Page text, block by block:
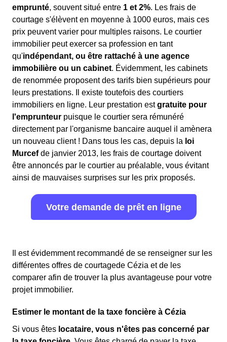
emprunté, souvent situé entre 1 et 2%. Les frais de
courtage s'élèvent en moyenne à 1000 euros, mais ces
prix peuvent varier pour multiples raisons. Le courtier
immobilier peut exercer sa profession en tant
qu'indépendant, ou être rattaché à une agence
immobilière ou un cabinet. Évidemment, les cabinets
de renommée proposent des tarifs bien supérieurs pour
leurs prestations. Il existe toutefois des courtiers
immobiliers en ligne. Leur prestation estgratuite pour
l'emprunteur puisque le courtier sera rémunéré
directement par l'organisme bancaire auquel il amènera
un nouveau client ! Dans tous les cas, depuis la loi
Murcefde janvier 2013, les frais de courtage doivent
être annoncés par le courtier au préalable, vous évitant
ainsi de mauvaises surprises sur les prix proposés.
Votre demande de prêt en ligne
Il est évidemment recommandé de se renseigner sur les
différentes offres de courtagede Cézia et de les
comparer afin de trouver la plus avantageuse pour votre
projet immobilier.
Estimer le montant de la taxe foncière à Cézia
Si vous êtes locataire, vous n'êtes pas concerné par